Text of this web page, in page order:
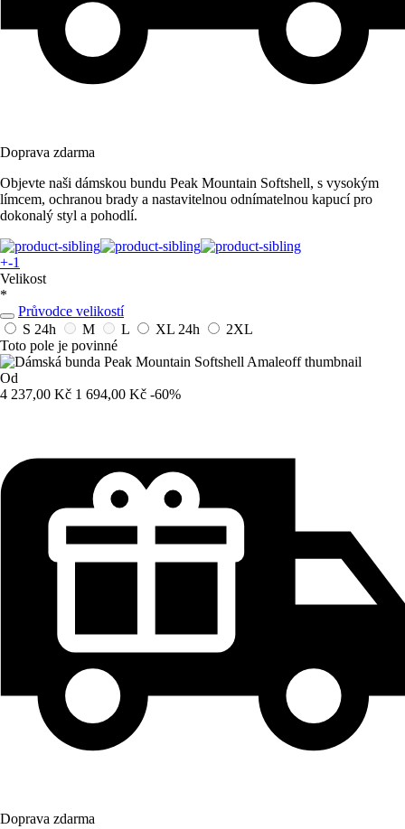
Doprava zdarma
Objevte naši dámskou bundu Peak Mountain Softshell, s vysokým
límcem, ochranou brady a nastavitelnou odnímatelnou kapucí pro
dokonalý styl a pohodlí.
+-1
Velikost
*
Průvodce velikostí
S 24h M L XL 24h
2XL
Toto pole je povinné
Od
4 237,00 Kč 1 694,00 Kč -60%
Doprava zdarma